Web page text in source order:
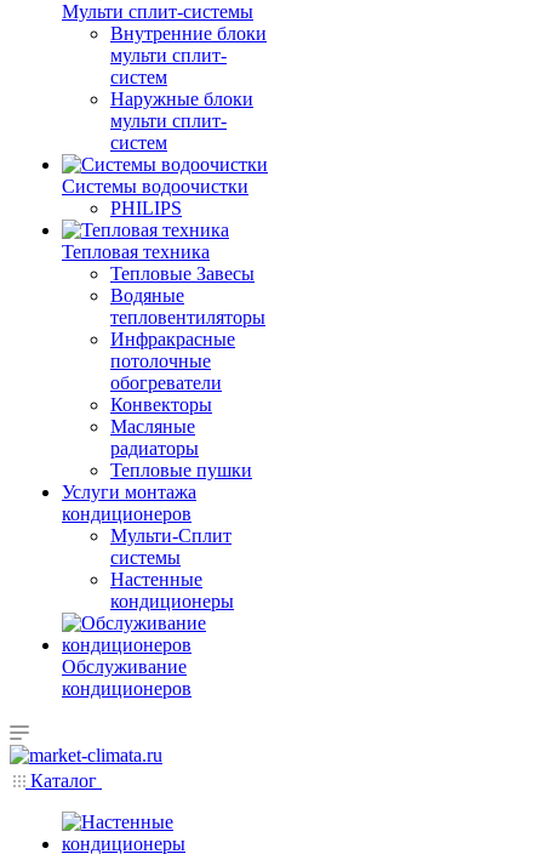
Мульти сплит-системы
Внутренние блоки
мульти сплит-
систем
Наружные блоки
мульти сплит-
систем
Системы водоочистки
PHILIPS
Тепловая техника
Тепловые Завесы
Водяные
тепловентиляторы
Инфракрасные
потолочные
обогреватели
Конвекторы
Масляные
радиаторы
Тепловые пушки
Услуги монтажа
кондиционеров
Мульти-Сплит
системы
Настенные
кондиционеры
Обслуживание
кондиционеров
Каталог